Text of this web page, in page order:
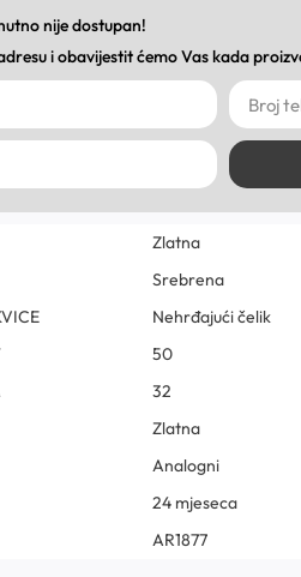
nije dostupan!
i obavijestit ćemo Vas kada
Zlatna
Srebrena
Nehrđajući čelik
50
32
Zlatna
Analogni
24 mjeseca
AR1877